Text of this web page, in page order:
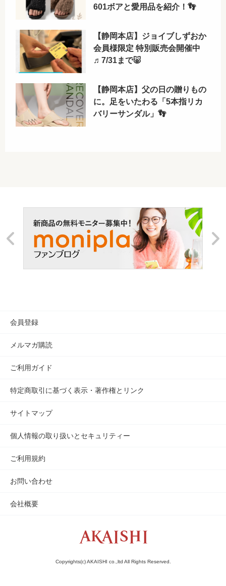
601ボアと愛用品を紹介！👣
【静岡本店】ジョイブしずおか
会員様限定 特別販売会開催中
♬7/31まで🐷
【静岡本店】父の日の贈りもの
に。足をいたわる「5本指リカ
バリーサンダル」👣
会員登録
メルマガ購読
ご利用ガイド
特定商取引に基づく表示・著作権とリンク
サイトマップ
個人情報の取り扱いとセキュリティー
ご利用規約
お問い合わせ
会社概要
Copyrights(c) AKAISHI co.,ltd All Rights Reserved.